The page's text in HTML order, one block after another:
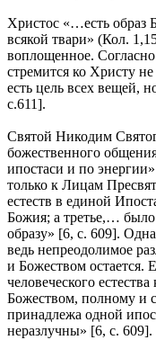
Христос «…есть образ
всякой твари» (Кол.
воплощенное.
стремится ко Христу
есть цель всех вещей,
с.611].
Святой Никодим
божественного
ипостаси и по
только к Лицам
естеств в единой
Божия; а третье,… было
образу» [6, с. 609].
ведь непреодолимое
и Божеством остается.
человеческого
Божеством, полному и
принадлежа одной
неразлучны» [6, с. 609].